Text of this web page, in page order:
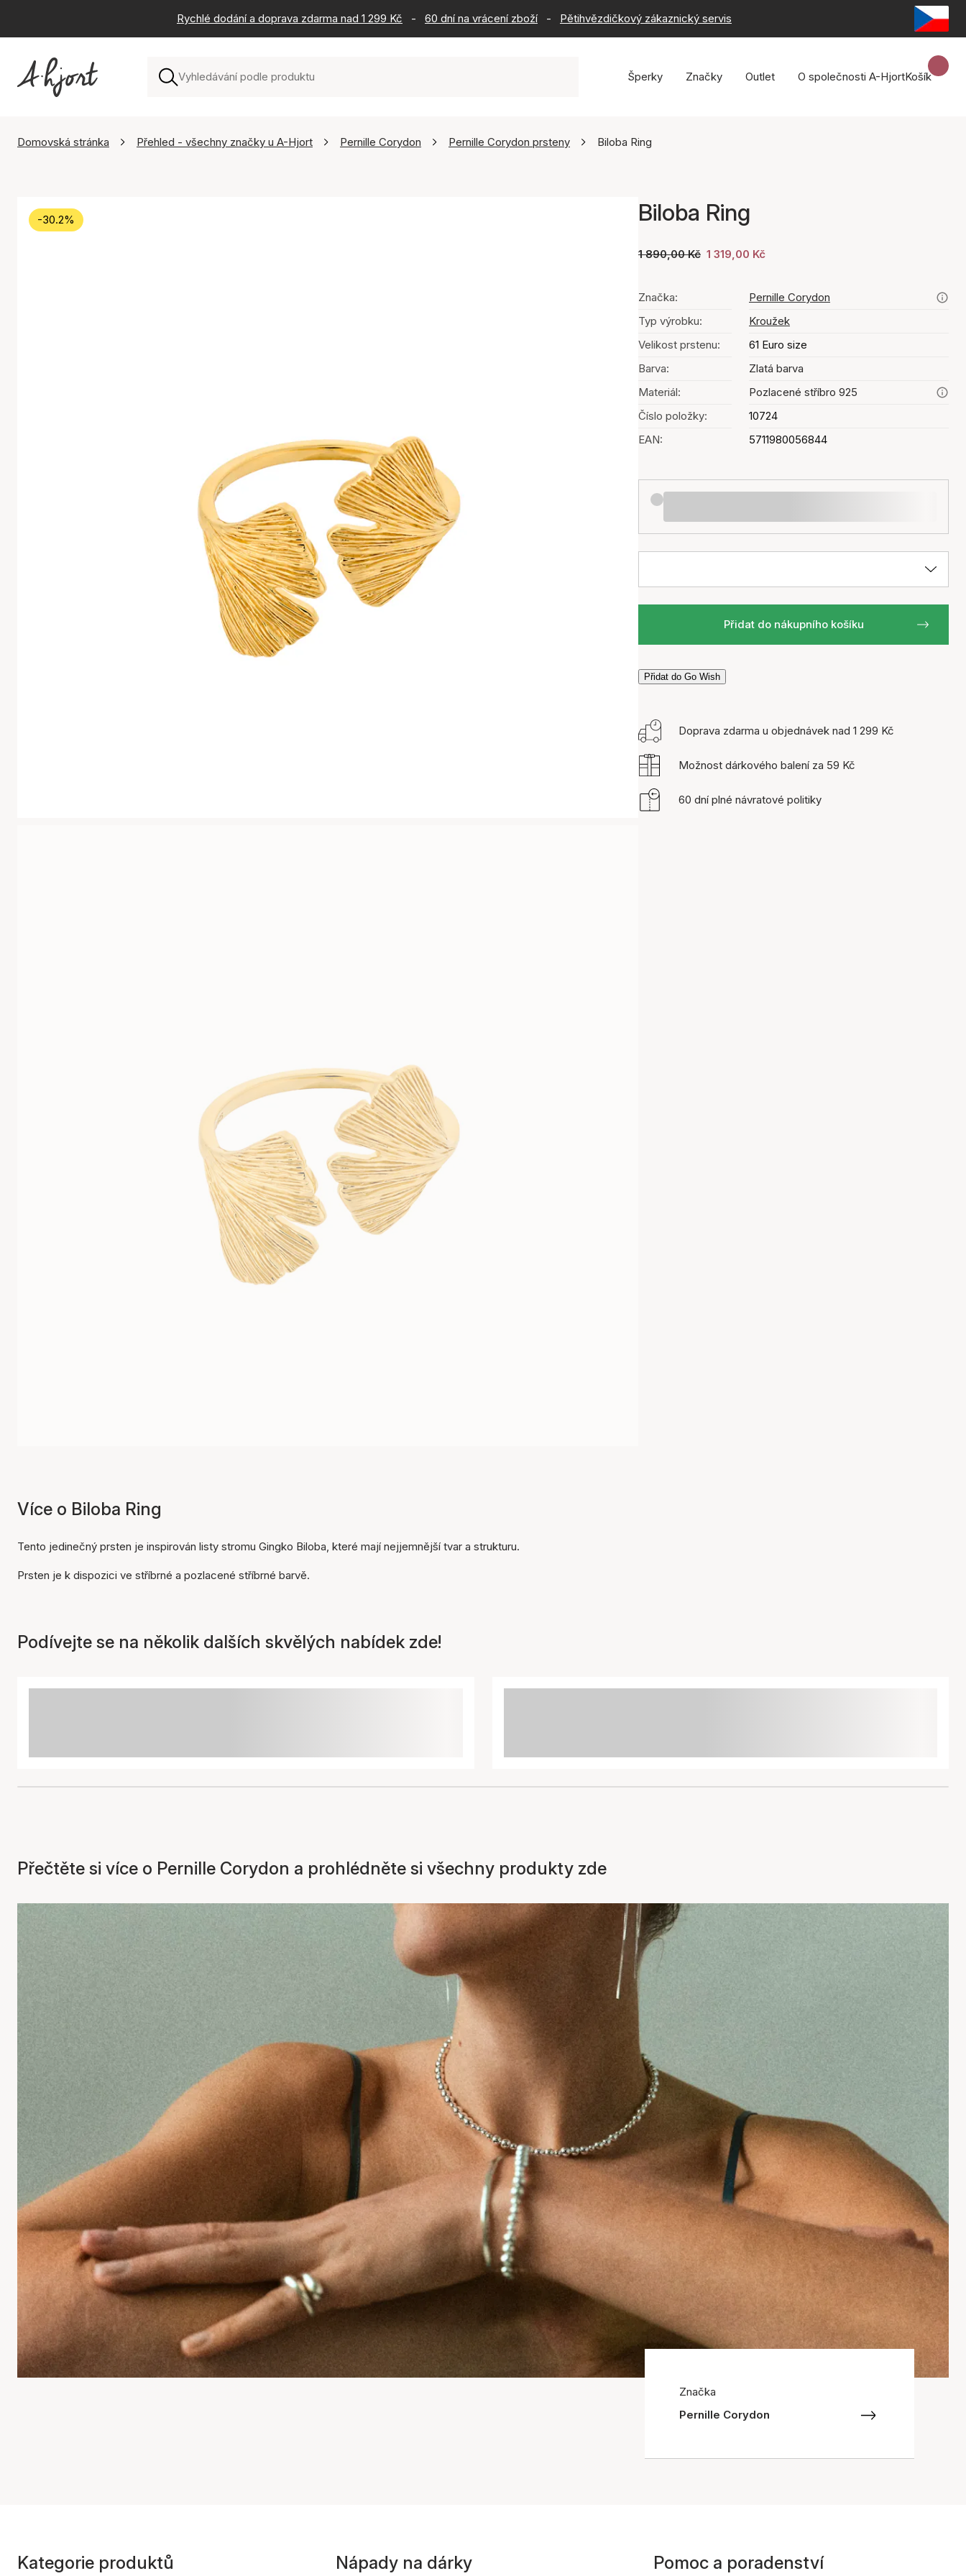
Rychlé dodání a doprava zdarma nad 1 299 Kč - 60 dní na vrácení zboží - Pětihvězdičkový zákaznický servis
Šperky Značky Outlet O společnosti A-HjortKošík
Domovská stránka Přehled - všechny značky u A-Hjort Pernille Corydon Pernille Corydon prsteny Biloba Ring
-30.2% Biloba Ring
1 890,00 Kč 1 319,00 Kč
Značka:
Pernille Corydon
Typ výrobku:
Kroužek
Velikost prstenu:
61 Euro size
Barva:
Zlatá barva
Materiál:
Pozlacené stříbro 925
Číslo položky:
10724
EAN:
5711980056844
Přidat do nákupního košíku
Přidat do Go Wish
Doprava zdarma u objednávek nad 1 299 Kč
Možnost dárkového balení za 59 Kč
60 dní plné návratové politiky
Více o Biloba Ring
Tento jedinečný prsten je inspirován listy stromu Gingko Biloba, které mají nejjemnější tvar a strukturu.
Prsten je k dispozici ve stříbrné a pozlacené stříbrné barvě.
Podívejte se na několik dalších skvělých nabídek zde!
Přečtěte si více o Pernille Corydon a prohlédněte si všechny produkty zde
Značka
Pernille Corydon
Kategorie produktů Nápady na dárky Pomoc a poradenství